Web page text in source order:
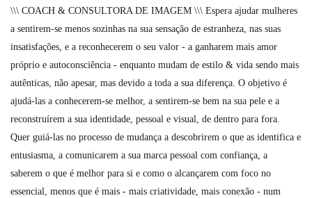
\\\ COACH & CONSULTORA DE IMAGEM \\\ Espera ajudar mulheres
a sentirem-se menos sozinhas na sua sensação de estranheza, nas suas
insatisfações, e a reconhecerem o seu valor - a ganharem mais amor
próprio e autoconsciência - enquanto mudam de estilo & vida sendo mais
autênticas, não apesar, mas devido a toda a sua diferença. O objetivo é
ajudá-las a conhecerem-se melhor, a sentirem-se bem na sua pele e a
reconstruírem a sua identidade, pessoal e visual, de dentro para fora.
Quer guiá-las no processo de mudança a descobrirem o que as identifica e
entusiasma, a comunicarem a sua marca pessoal com confiança, a
saberem o que é melhor para si e como o alcançarem com foco no
essencial, menos que é mais - mais criatividade, mais conexão - num